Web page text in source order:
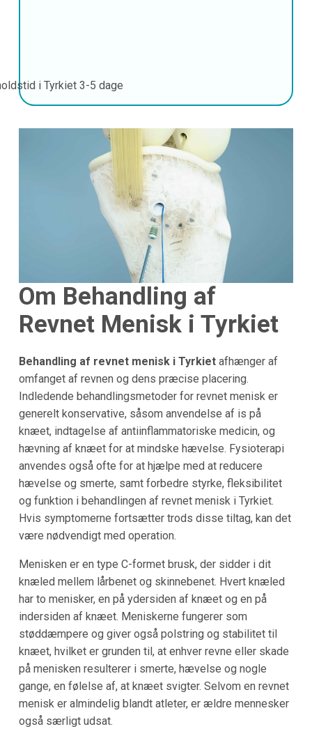
i Tyrkiet 3-5 dage
Om Behandling af
Revnet Menisk i Tyrkiet
Behandling af revnet menisk i Tyrkietafhænger af
omfanget af revnen og dens præcise placering.
Indledende behandlingsmetoder for revnet menisk er
generelt konservative, såsom anvendelse af is på
knæet, indtagelse af antiinflammatoriske medicin, og
hævning af knæet for at mindske hævelse. Fysioterapi
anvendes også ofte for at hjælpe med at reducere
hævelse og smerte, samt forbedre styrke, fleksibilitet
og funktion i behandlingen af revnet menisk i Tyrkiet.
Hvis symptomerne fortsætter trods disse tiltag, kan det
være nødvendigt med operation.
Menisken er en type C-formet brusk, der sidder i dit
knæled mellem lårbenet og skinnebenet. Hvert knæled
har to menisker, en på ydersiden af knæet og en på
indersiden af knæet. Meniskerne fungerer som
støddæmpere og giver også polstring og stabilitet til
knæet, hvilket er grunden til, at enhver revne eller skade
på menisken resulterer i smerte, hævelse og nogle
gange, en følelse af, at knæet svigter. Selvom en revnet
menisk er almindelig blandt atleter, er ældre mennesker
også særligt udsat.